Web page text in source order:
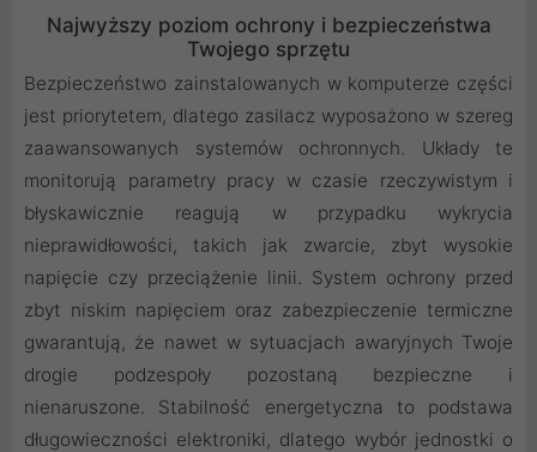
Najwyższy poziom ochrony i bezpieczeństwa
Twojego sprzętu
Bezpieczeństwo zainstalowanych w komputerze części
jest priorytetem, dlatego zasilacz wyposażono w szereg
zaawansowanych systemów ochronnych. Układy te
monitorują parametry pracy w czasie rzeczywistym i
błyskawicznie reagują w przypadku wykrycia
nieprawidłowości, takich jak zwarcie, zbyt wysokie
napięcie czy przeciążenie linii. System ochrony przed
zbyt niskim napięciem oraz zabezpieczenie termiczne
gwarantują, że nawet w sytuacjach awaryjnych Twoje
drogie podzespoły pozostaną bezpieczne i
nienaruszone. Stabilność energetyczna to podstawa
długowieczności elektroniki, dlatego wybór jednostki o